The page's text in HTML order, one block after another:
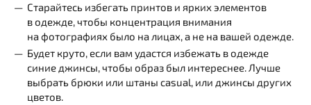
Старайтесь избегать принтов и ярких элементов
в одежде, чтобы концентрация внимания
на фотографиях было на лицах, а не на вашей одежде.
Будет круто, если вам удастся избежать в одежде
синие джинсы, чтобы образ был интереснее. Лучше
выбрать брюки или штаны casual, или джинсы других
цветов.